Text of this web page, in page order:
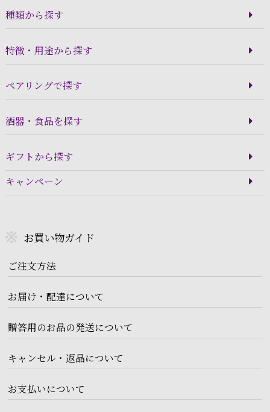
種類から探す
特徴・用途から探す
ペアリングで探す
酒器・食品を探す
ギフトから探す
キャンペーン
お買い物ガイド
ご注文方法
お届け・配達について
贈答用のお品の発送について
キャンセル・返品について
お支払いについて